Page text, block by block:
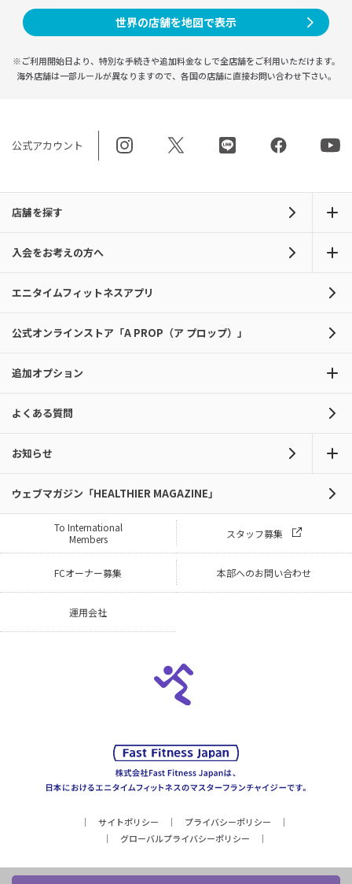
世界の店舗を地図で表示
※ご利用開始日より、特別な手続きや追加料金なしで全店舗をご利用いただけます。
海外店舗は一部ルールが異なりますので、 各国の店舗に直接お問い合わせ下さい。
公式アカウント
店舗を探す
入会をお考えの方へ
エニタイムフィットネスアプリ
公式オンラインストア「A PROP（ア プロップ）」
追加オプション
よくある質問
お知らせ
ウェブマガジン「HEALTHIER MAGAZINE」
To International
Members
スタッフ募集
FCオーナー募集 本部へのお問い合わせ
運用会社
サイトポリシー
プライバシーポリシー
グローバルプライバシーポリシー